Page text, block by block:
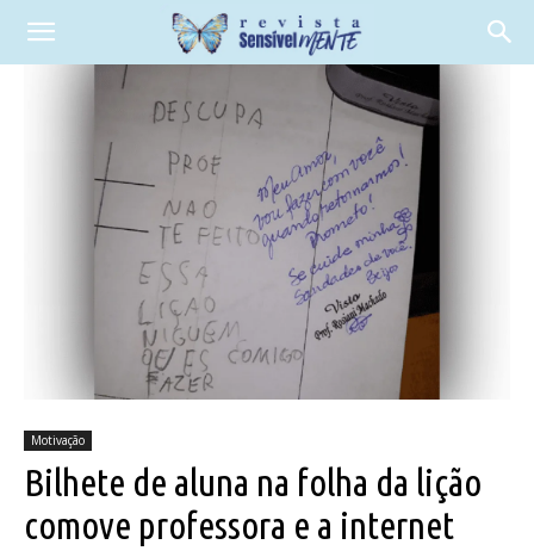
Motivação
Bilhete de aluna na folha da lição
comove professora e a internet